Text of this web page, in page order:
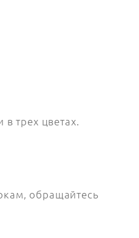
трех цветах.
обращайтесь